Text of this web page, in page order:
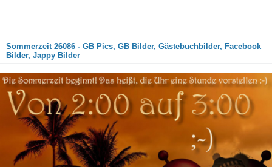
Sommerzeit 26086 - GB Pics, GB Bilder, Gästebuchbilder, Facebook
Bilder, Jappy Bilder